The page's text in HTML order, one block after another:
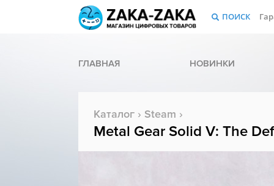
ПОИСК
ГЛАВНАЯ НОВИНКИ
Каталог › Steam ›
Metal Gear Solid V: The